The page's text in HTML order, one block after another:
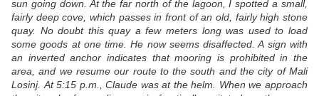
sun going down. At the far north of the lagoon, I spotted a small,
fairly deep cove, which passes in front of an old, fairly high stone
quay. No doubt this quay a few meters long was used to load
some goods at one time. He now seems disaffected. A sign with
an inverted anchor indicates that mooring is prohibited in the
area, and we resume our route to the south and the city of Mali
Losinj. At 5:15 p.m., Claude was at the helm. When we approach